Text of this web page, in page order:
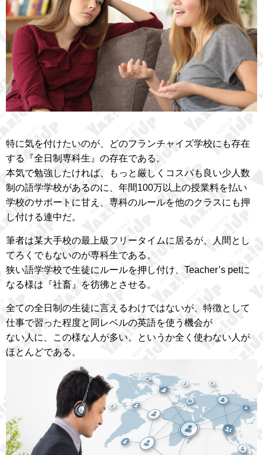
特に気を付けたいのが、どのフランチャイズ学校にも存在
する『全日制専科生』の存在である。
本気で勉強したければ、もっと厳しくコスパも良い少人数
制の語学学校があるのに、年間100万以上の授業料を払い
学校のサポートに甘え、専科のルールを他のクラスにも押
し付ける連中だ。
筆者は某大手校の最上級フリータイムに居るが、人間とし
てろくでもないのが専科生である。
狭い語学学校で生徒にルールを押し付け、Teacher’s petに
なる様は『社畜』を彷彿とさせる。
全ての全日制の生徒に言えるわけではないが、特徴として
仕事で習った程度と同レベルの英語を使う機会が
ない人に、この様な人が多い。というか全く使わない人が
ほとんどである。